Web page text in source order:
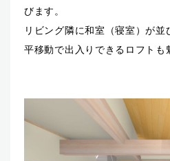
びます。
リビング隣に和室（寝室）が
平移動で出入りできるロフトも